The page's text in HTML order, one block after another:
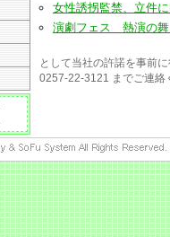
女性誘拐監禁、立件
演劇フェス 熱演の舞
として当社の許諾を事前
0257-22-3121 までご連絡